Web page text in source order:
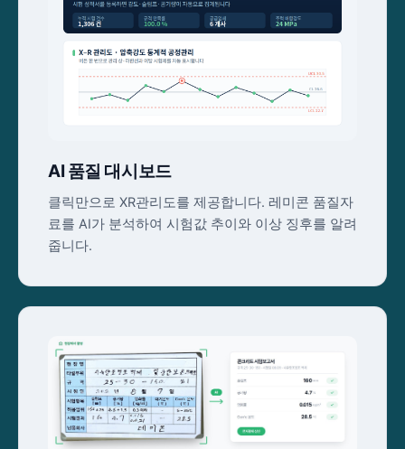
AI 품질 대시보드
클릭만으로 XR관리도를 제공합니다. 레미콘 품질자
료를 AI가 분석하여 시험값 추이와 이상 징후를 알려
줍니다.